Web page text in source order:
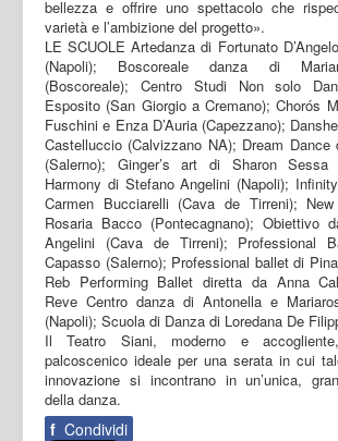
bellezza e offrire uno spettacolo che
varietà e l’ambizione del progetto».
LE SCUOLE Artedanza di Fortunato
(Napoli); Boscoreale danza di
(Boscoreale); Centro Studi Non solo
Esposito (San Giorgio a Cremano); Chorós
Fuschini e Enza D’Auria (Capezzano);
Castelluccio (Calvizzano NA); Dream Dance
(Salerno); Ginger’s art di Sharon Sessa
Harmony di Stefano Angelini (Napoli);
Carmen Bucciarelli (Cava de Tirreni);
Rosaria Bacco (Pontecagnano); Obiettivo
Angelini (Cava de Tirreni); Professional
Capasso (Salerno); Professional ballet di
Reb Performing Ballet diretta da Anna
Reve Centro danza di Antonella e
(Napoli); Scuola di Danza di Loredana De
Il Teatro Siani, moderno e
palcoscenico ideale per una serata in cui
innovazione si incontrano in un’unica,
della danza.
f Condividi